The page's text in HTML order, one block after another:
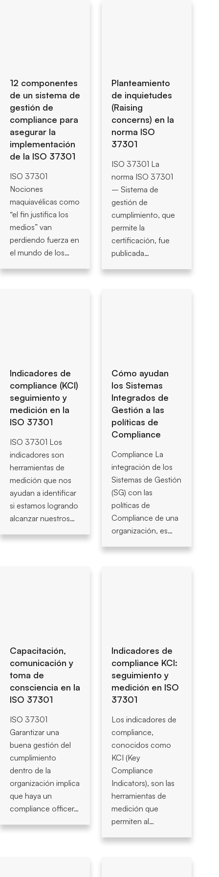
12 componentes
de un sistema de
gestión de
compliance para
asegurar la
implementación
de la ISO 37301
ISO 37301
Nociones
maquiavélicas como
“el fin justifica los
medios” van
perdiendo fuerza en
el mundo de los…
Planteamiento
de inquietudes
(Raising
concerns) en la
norma ISO
37301
ISO 37301 La
norma ISO 37301
– Sistema de
gestión de
cumplimiento, que
permite la
certificación, fue
publicada…
Indicadores de
compliance (KCI)
seguimiento y
medición en la
ISO 37301
ISO 37301 Los
indicadores son
herramientas de
medición que nos
ayudan a identificar
si estamos logrando
alcanzar nuestros…
Cómo ayudan
los Sistemas
Integrados de
Gestión a las
políticas de
Compliance
Compliance La
integración de los
Sistemas de Gestión
(SG) con las
políticas de
Compliance de una
organización, es…
Capacitación,
comunicación y
toma de
consciencia en la
ISO 37301
ISO 37301
Garantizar una
buena gestión del
cumplimiento
dentro de la
organización implica
que haya un
compliance officer…
Indicadores de
compliance KCI:
seguimiento y
medición en ISO
37301
Los indicadores de
compliance,
conocidos como
KCI (Key
Compliance
Indicators), son las
herramientas de
medición que
permiten al…